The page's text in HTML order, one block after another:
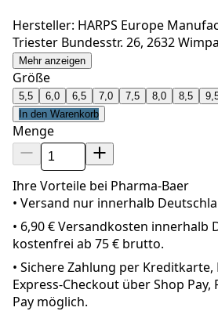
Hersteller: HARPS Europe
Triester Bundesstr. 26, 2632
Mehr anzeigen
Größe
5,5 6,0 6,5 7,0 7,5 8,0 8,5
In den Warenkorb
Menge
Ihre Vorteile bei Pharma-Baer
• Versand nur innerhalb
• 6,90 € Versandkosten innerhalb
kostenfrei ab 75 € brutto.
• Sichere Zahlung per Kreditkarte,
Express-Checkout über Shop Pay,
Pay möglich.